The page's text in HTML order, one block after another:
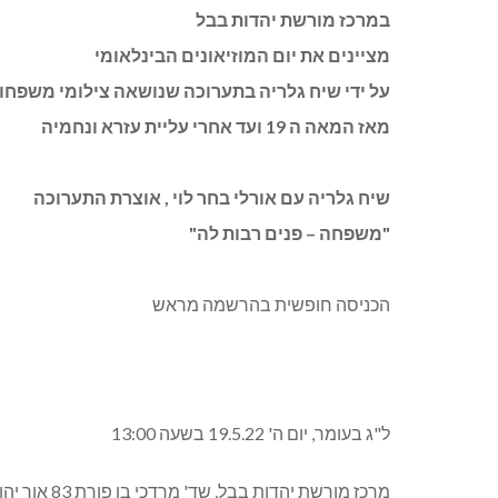
במרכז מורשת יהדות בבל
מציינים את יום המוזיאונים הבינלאומי
על ידי שיח גלריה בתערוכה שנושאה צילומי
מאז המאה ה 19 ועד אחרי עליית עזרא ונחמיה
שיח גלריה עם אורלי בחר לוי , אוצרת התערוכה
"משפחה – פנים רבות לה"
הכניסה חופשית בהרשמה מראש
ל"ג בעומר, יום ה' 19.5.22 בשעה 13:00
מרכז מורשת יהדות בבל, שד' מרדכי בן פורת 83 אור יהודה